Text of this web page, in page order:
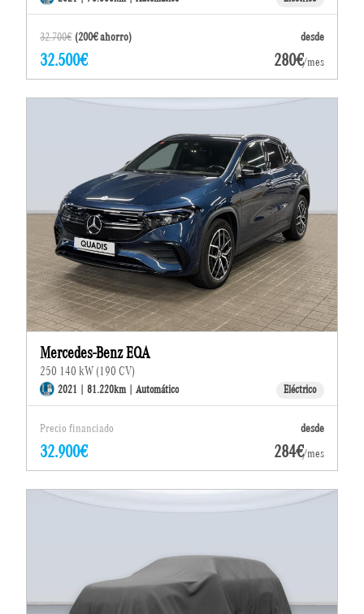
32.700€ (200€ ahorro) desde
32.500€ 280€/mes
Mercedes-Benz EQA
250 140 kW (190 CV)
2021 | 81.220km | Automático Eléctrico
Precio financiado desde
32.900€ 284€/mes